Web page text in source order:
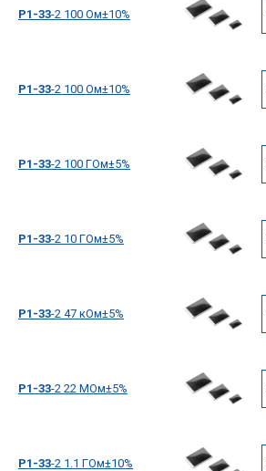
Р1-33-2 100 Ом±10%
Р1-33-2 100 Ом±10%
Р1-33-2 100 ГОм±5%
Р1-33-2 10 ГОм±5%
Р1-33-2 47 кОм±5%
Р1-33-2 22 МОм±5%
Р1-33-2 1.1 ГОм±10%